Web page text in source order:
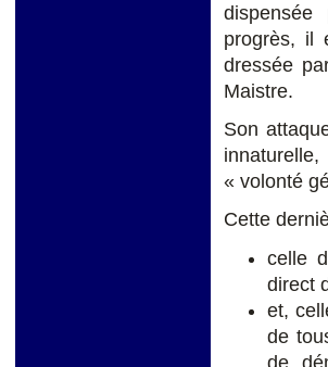
progrès, il
dressée
Maistre.
Son
« volonté
Cette
celle
direct
et,
de
de